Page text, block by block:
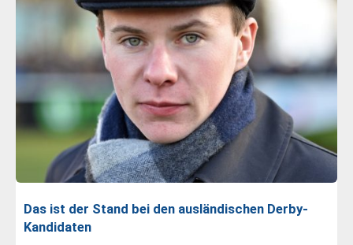
Das ist der Stand bei den ausländischen Derby-
Kandidaten